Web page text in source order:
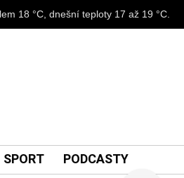
18 °C, dnešní teploty 17 až 19 °C.
SPORT PODCASTY